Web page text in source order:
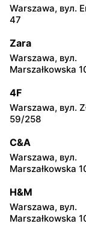
Chorten
28\U4
Chorten
Romana
Chorten
Wrocławska 18/1a
Chorten
Gwiaździsta 29a
Chorten
Warszawa, вул.
47
Zara
Warszawa, вул.
Marszałkowska
4F
Warszawa, вул.
59/258
C&A
Warszawa, вул.
Marszałkowska
H&M
Warszawa, вул.
Marszałkowska